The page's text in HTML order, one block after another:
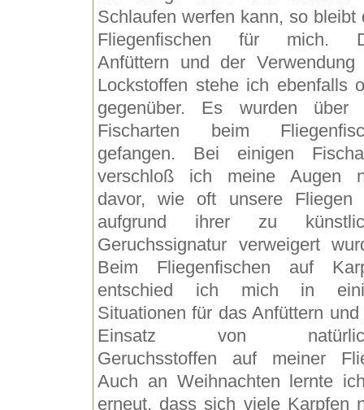
Schlaufen werfen kann, so bleibt
Fliegenfischen für mich.
Anfüttern und der Verwendung
Lockstoffen stehe ich ebenfalls
gegenüber. Es wurden über
Fischarten beim
gefangen. Bei einigen
verschloß ich meine Augen
davor, wie oft unsere Fliegen
aufgrund ihrer zu
Geruchssignatur verweigert
Beim Fliegenfischen auf
entschied ich mich in
Situationen für das Anfüttern und
Einsatz von
Geruchsstoffen auf meiner
Auch an Weihnachten lernte
erneut, dass sich viele Karpfen